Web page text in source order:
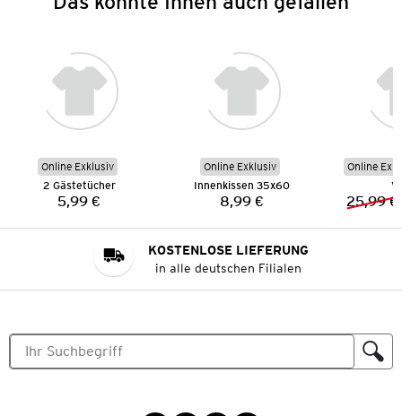
Online Exklusiv
2 Gästetücher
Preis:
5,99 €
Online Exklusiv
Innenkissen 35x60
Preis:
8,99 €
Online
25,99 €
KOSTENLOSE LIEFERUNG
in alle deutschen Filialen